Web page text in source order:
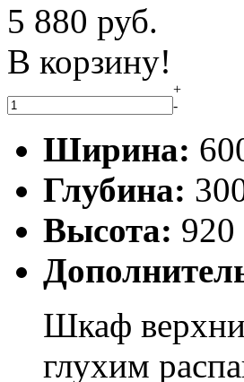
5 880 руб.
В корзину!
+
-
Ширина:
Глубина:
Высота:
Шкаф
глухим